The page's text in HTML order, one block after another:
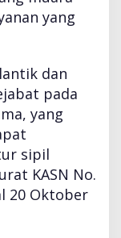
yang
dan
pada
yang
sipil
KASN No.
20 Oktober